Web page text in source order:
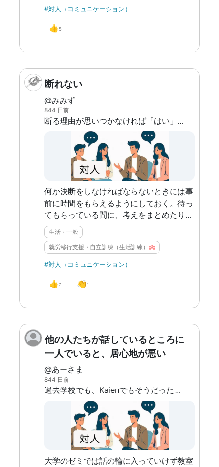
ります。 本当に今の自分が、参加する必
い。 案外、必要無いかも知れません。 も
もあります。 私も、自分に合う場所が見
#対人（コミュニケーション）
👍 5
断れない
@みみず
844 日前
断る理由が思いつかなければ「はい」しか答えるしかないように思えてくる。流されやすく、聞きたくないと思っている話や早く去りたいと思っているにもかかわらず、断れなくて話を聞いてしまったり「嫌」が言えない。例えば保険加入の勧誘なども、断れなくてものすごく困ったことがある。 とにかく、断れないことで、自分も相手も不幸にする。
何か決断をしなければならないときには事
前に時間をもらえるようにしておく。待っ
てもらっている間に、考えをまとめたり、
人に相談することもできる。自分の答えが
「いいえ」だとしても、時間を置いた方が
答えやすくなる。
生活・一般
就労移行支援・自立訓練（生活訓練）
#対人（コミュニケーション）
👍 2 👏1
他の人たちが話しているところに
一人でいると、居心地が悪い
@あーさま
844 日前
過去学校でも、Kaienでもそうだったのだが、自分は誰ともお話せず一人で過ごしたいのに、自分の周りにいる人が楽しそうにおしゃべりしているのを見るとなぜかとてつもなく居心地が悪くなってしまう。人と話すこと自体は嫌いじゃない、どころか好きなのだが、時と場合によって話したいか、話したくないかという気持ちは変わる。自分が人と話したい時に周りの人が話していてもなんとも思わないが、一人でいたい時に周りの人が楽しくお話しているとその場にいづらくなる。「一人でいてもいいよ」と言われたとしても、あまりそれは変わらない。
大学のゼミでは話の輪に入っていけず教室